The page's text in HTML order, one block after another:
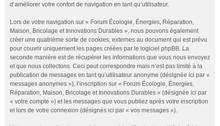
d’améliorer votre confort de navigation en tant qu’utilisateur.
Lors de votre navigation sur « Forum Écologie, Énergies, Réparation,
Maison, Bricolage et Innovations Durables », nous pouvons également
créer une quatrième sorte de cookies, externes au document qui est prévu
pour couvrir uniquement les pages créées par le logiciel phpBB. La
seconde manière est de récupérer les informations que vous nous envoyez
et que nous collectons. Ceci peut correspondre mais n’est pas limité à la
publication de messages en tant qu’utilisateur anonyme (désignée ici par «
messages anonymes »), l’inscription sur « Forum Écologie, Énergies,
Réparation, Maison, Bricolage et Innovations Durables » (désignée ici par
« votre compte ») et les messages que vous publiez après votre inscription
et lors de votre connexion (désignés ici par « vos messages »).